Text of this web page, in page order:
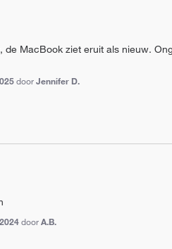
MacBook ziet eruit als nieuw.
doorJennifer D.
doorA.B.